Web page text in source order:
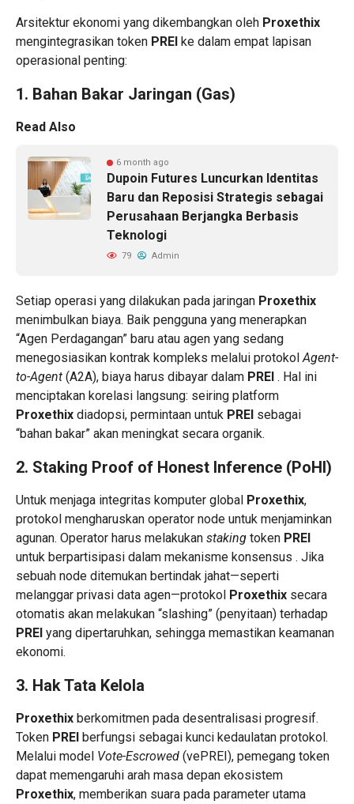
Arsitektur ekonomi yang dikembangkan oleh Proxethix
mengintegrasikan token PREI ke dalam empat lapisan
operasional penting:
1. Bahan Bakar Jaringan (Gas)
Read Also
6 month ago
Dupoin Futures Luncurkan Identitas
Baru dan Reposisi Strategis sebagai
Perusahaan Berjangka Berbasis
Teknologi
79 Admin
Setiap operasi yang dilakukan pada jaringan Proxethix
menimbulkan biaya. Baik pengguna yang menerapkan
“Agen Perdagangan” baru atau agen yang sedang
menegosiasikan kontrak kompleks melalui protokolAgent-
to-Agent (A2A), biaya harus dibayar dalam PREI . Hal ini
menciptakan korelasi langsung: seiring platform
Proxethix diadopsi, permintaan untuk PREI sebagai
“bahan bakar” akan meningkat secara organik.
2. Staking Proof of Honest Inference (PoHI)
Untuk menjaga integritas komputer global Proxethix,
protokol mengharuskan operator node untuk menjaminkan
agunan. Operator harus melakukan staking token PREI
untuk berpartisipasi dalam mekanisme konsensus . Jika
sebuah node ditemukan bertindak jahat—seperti
melanggar privasi data agen—protokol Proxethix secara
otomatis akan melakukan “slashing” (penyitaan) terhadap
PREI yang dipertaruhkan, sehingga memastikan keamanan
ekonomi.
3. Hak Tata Kelola
Proxethix berkomitmen pada desentralisasi progresif.
Token PREI berfungsi sebagai kunci kedaulatan protokol.
Melalui model Vote-Escrowed (vePREI), pemegang token
dapat memengaruhi arah masa depan ekosistem
Proxethix, memberikan suara pada parameter utama